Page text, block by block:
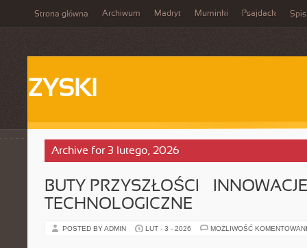
Strona główna Archiwum Madryt Muminki Psajdack Spis
ZYSKI
Archive for 3 lutego, 2026
BUTY PRZYSZŁOŚCI – INNOWACJE
TECHNOLOGICZNE
POSTED BY ADMIN LUT - 3 - 2026 MOŻLIWOŚĆ